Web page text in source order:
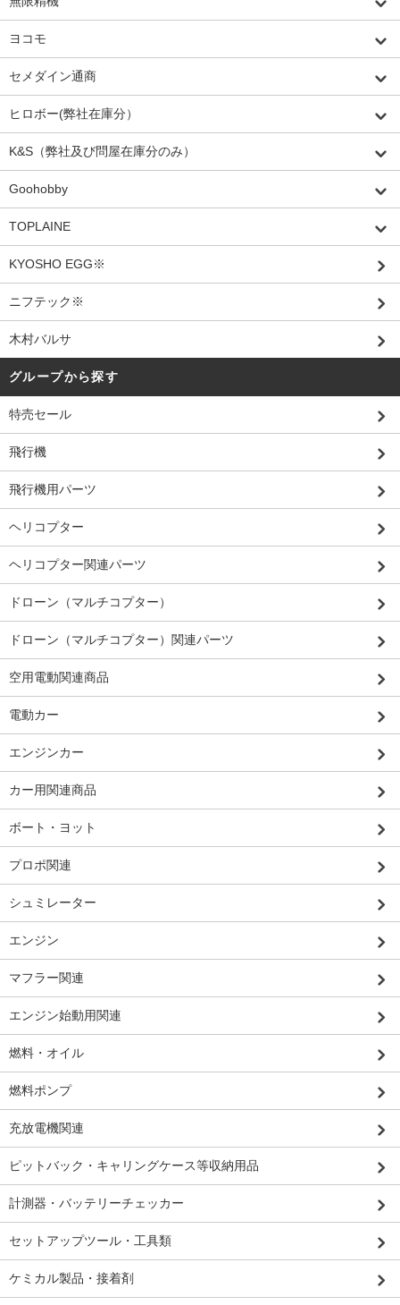
ヨコモ
セメダイン通商
ヒロボー(弊社在庫分）
K&S（弊社及び問屋在庫分のみ）
Goohobby
TOPLAINE
KYOSHO EGG※
ニフテック※
木村バルサ
グループから探す
特売セール
飛行機
飛行機用パーツ
ヘリコプター
ヘリコプター関連パーツ
ドローン（マルチコプター）
ドローン（マルチコプター）関連パーツ
空用電動関連商品
電動カー
エンジンカー
カー用関連商品
ボート・ヨット
プロポ関連
シュミレーター
エンジン
マフラー関連
エンジン始動用関連
燃料・オイル
燃料ポンプ
充放電機関連
ピットバック・キャリングケース等収納用品
計測器・バッテリーチェッカー
セットアップツール・工具類
ケミカル製品・接着剤